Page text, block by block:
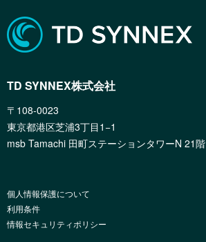
TD SYNNEX株式会社
〒108-0023
東京都港区芝浦3丁目1−1
msb Tamachi 田町ステーションタワーN 21階
個人情報保護について
利用条件
情報セキュリティポリシー